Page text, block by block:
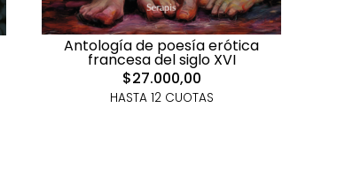
Antología de poesía erótica
francesa del siglo XVI
$27.000,00
HASTA 12 CUOTAS